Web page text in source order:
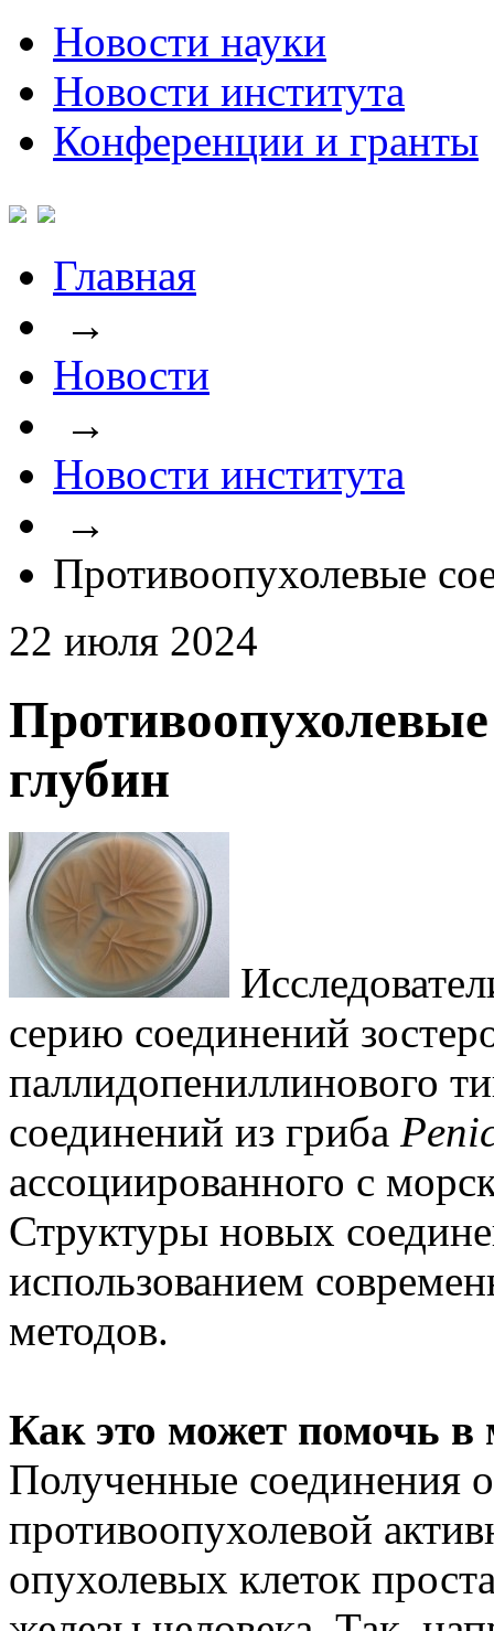
Новости науки
Новости института
Конференции и гранты
Главная
→
Новости
→
Новости института
→
Противоопухолевые
22 июля 2024
глубин
серию соединений
паллидопениллинового
соединений из гриба
ассоциированного с
Структуры новых
использованием
методов.
Как это может помочь в
Полученные соединения
противоопухолевой
опухолевых клеток